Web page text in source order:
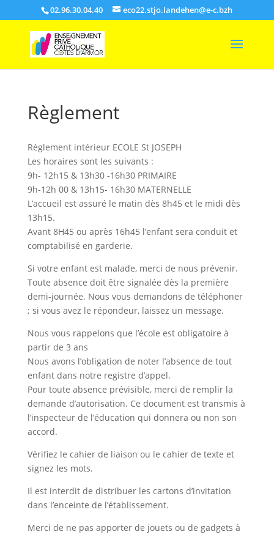
02.96.30.04.40 eco22.stjo.landehen@e-c.bzh
Règlement
Règlement intérieur ECOLE St JOSEPH
Les horaires sont les suivants :
9h- 12h15 & 13h30 -16h30 PRIMAIRE
9h-12h 00 & 13h15- 16h30 MATERNELLE
L’accueil est assuré le matin dès 8h45 et le midi dès
13h15.
Avant 8H45 ou après 16h45 l’enfant sera conduit et
comptabilisé en garderie.
Si votre enfant est malade, merci de nous prévenir.
Toute absence doit être signalée dès la première
demi-journée. Nous vous demandons de téléphoner
; si vous avez le répondeur, laissez un message.
Nous vous rappelons que l’école est obligatoire à
partir de 3 ans
Nous avons l’obligation de noter l’absence de tout
enfant dans notre registre d’appel.
Pour toute absence prévisible, merci de remplir la
demande d’autorisation. Ce document est transmis à
l’inspecteur de l’éducation qui donnera ou non son
accord.
Vérifiez le cahier de liaison ou le cahier de texte et
signez les mots.
Il est interdit de distribuer les cartons d’invitation
dans l’enceinte de l’établissement.
Merci de ne pas apporter de jouets ou de gadgets à